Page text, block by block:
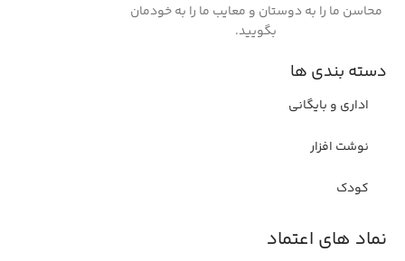
محاسن ما را به دوستان و معایب ما را به خودمان
بگویید.
دسته بندی ها
اداری و بایگانی
نوشت افزار
کودک
نماد های اعتماد